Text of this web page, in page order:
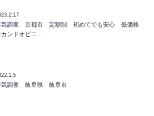
気調査 京都市 定額制 初めてでも安心 低価格
ンドオピニ…
気調査 岐阜県 岐阜市